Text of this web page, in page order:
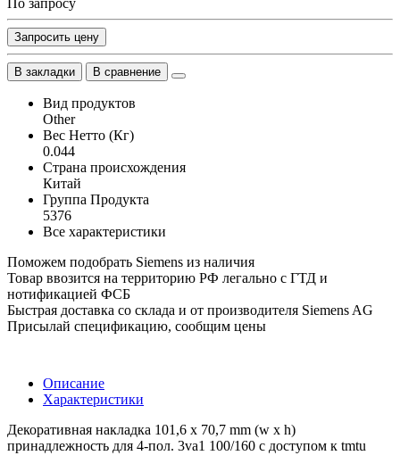
Запросить цену
В закладки В сравнение
Вид продуктов
Other
Вес Нетто (Кг)
0.044
Страна происхождения
Китай
Группа Продукта
5376
Все характеристики
Поможем подобрать Siemens из наличия
Товар ввозится на территорию РФ легально с ГТД и
нотификацией ФСБ
Быстрая доставка со склада и от производителя Siemens AG
Присылай спецификацию, сообщим цены
Описание
Характеристики
Декоративная накладка 101,6 x 70,7 mm (w x h)
принадлежность для 4-пол. 3va1 100/160 с доступом к tmtu